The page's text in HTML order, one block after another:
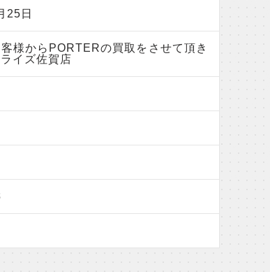
25日
様からPORTERの買取をさせて頂き
イズ佐賀店